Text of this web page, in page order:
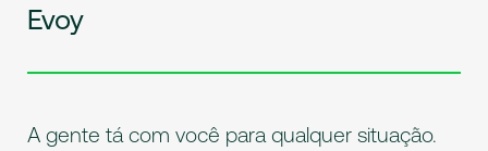
Evoy
A gente tá com você para qualquer situação.